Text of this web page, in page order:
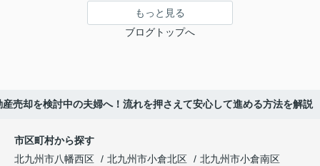
もっと見る
ブログトップへ
売却を検討中の夫婦へ！流れを押さえて安心して進める方法を解説
市区町村から探す
北九州市八幡西区
北九州市小倉北区
北九州市小倉南区